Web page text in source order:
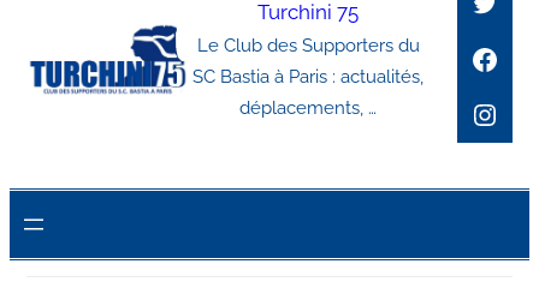
Turchini 75
Le Club des Supporters du
SC Bastia à Paris : actualités,
déplacements, …